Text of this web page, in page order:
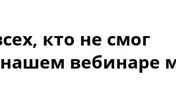
кто не смог
нашем вебинаре